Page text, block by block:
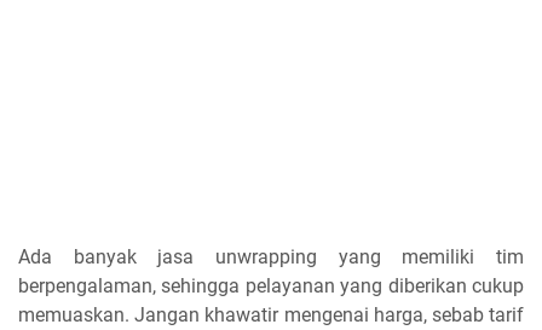
Ada banyak jasa unwrapping yang memiliki tim
berpengalaman, sehingga pelayanan yang diberikan cukup
memuaskan. Jangan khawatir mengenai harga, sebab tarif